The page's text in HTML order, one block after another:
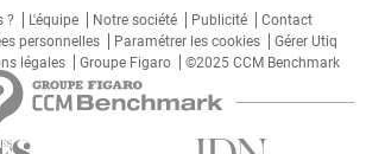
? L'équipe Notre société Publicité
Contact
personnelles Paramétrer les cookies
Gérer Utiq
légales Groupe Figaro ©2025 CCM Benchmark